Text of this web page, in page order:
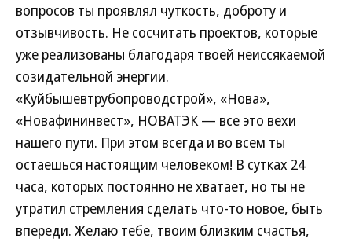
вопросов ты проявлял чуткость, доброту и
отзывчивость. Не сосчитать проектов, которые
уже реализованы благодаря твоей неиссякаемой
созидательной энергии.
«Куйбышевтрубопроводстрой», «Нова»,
«Новафининвест», НОВАТЭК — все это вехи
нашего пути. При этом всегда и во всем ты
остаешься настоящим человеком! В сутках 24
часа, которых постоянно не хватает, но ты не
утратил стремления сделать что-то новое, быть
впереди. Желаю тебе, твоим близким счастья,